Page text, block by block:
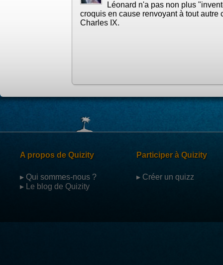
Léonard n'a pas non plus
croquis en cause renvoyant à tout
Charles IX.
A propos de Quizity
▸ Qui sommes-nous ?
▸ Le blog de Quizity
Participer à Quizity
▸ Créer un quizz